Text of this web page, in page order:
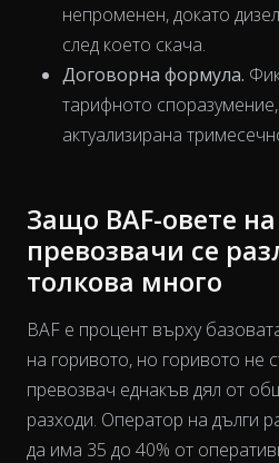
непроменен, докато
след което скача.
Договорна формула.
тарифното
актуализирана
Защо BAF-овете
превозвачи се
толкова много
BAF е процент върху
на горивото, но горивото не
превозвач еднакъв дял от
разходи. Оператор на дълги
да има 35 до 40% от